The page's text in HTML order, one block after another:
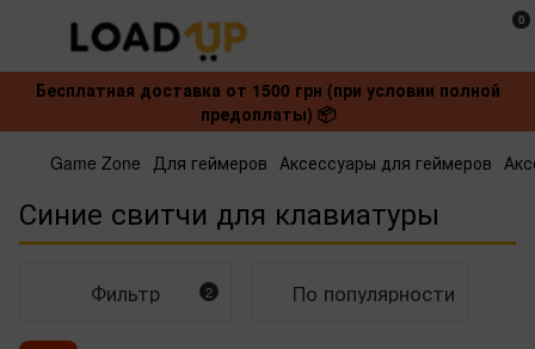
0
Бесплатная доставка от 1500 грн (при условии полной
предоплаты) 📦
Game Zone Для геймеров Аксессуары для геймеров
Синие свитчи для клавиатуры
Фильтр 2 По популярности